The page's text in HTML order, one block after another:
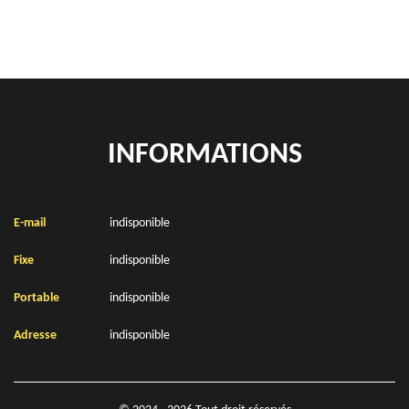
INFORMATIONS
E-mail indisponible
Fixe indisponible
Portable indisponible
Adresse indisponible